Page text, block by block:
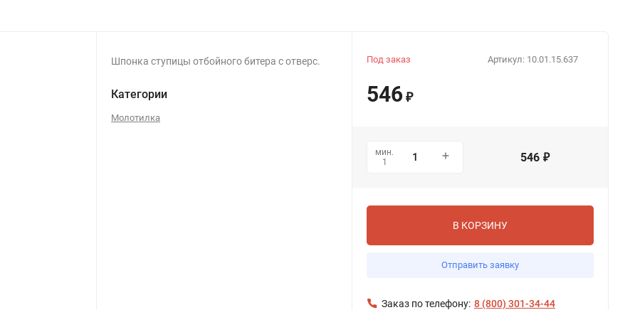
Шпонка ступицы отбойного битера с отверс.
Категории
Молотилка
Артикул: 10.01.15.637
Под заказ
546 ₽
мин.
1
546 ₽
В КОРЗИНУ
Отправить заявку
Заказ по телефону: 8 (800) 301-34-44